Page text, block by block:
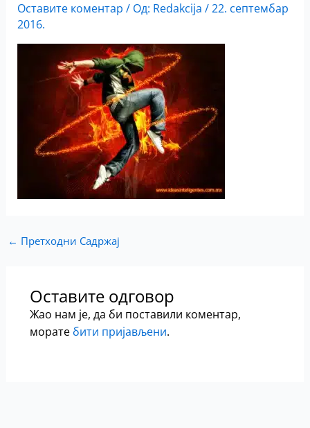
Оставите коментар / Од: Redakcija /22. септембар
2016.
← Претходни Садржај
Оставите одговор
Жао нам је, да би поставили коментар,
морате бити пријављени.